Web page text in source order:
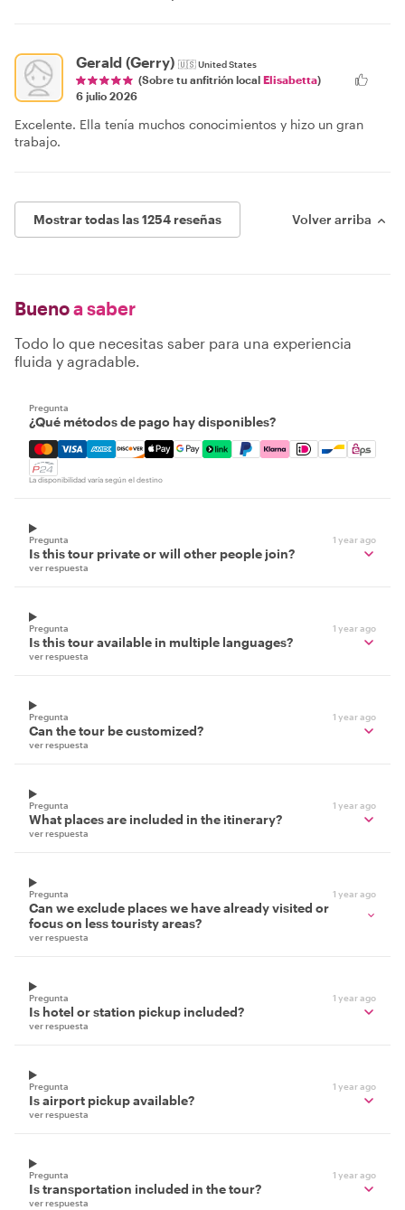
Gerald (Gerry) 🇺🇸United States
(Sobre tu anfitrión local Elisabetta)
6 julio 2026
Excelente. Ella tenía muchos conocimientos y hizo un gran
trabajo.
Mostrar todas las 1254 reseñas Volver arriba
Buenoa saber
Todo lo que necesitas saber para una experiencia
fluida y agradable.
Pregunta
¿Qué métodos de pago hay disponibles?
Mastercard, Visa, Amex, Discover, Apple Pay, Google
La disponibilidad varía según el destino
Pregunta 1 year ago
Is this tour private or will other people join?
ver respuesta
Pregunta 1 year ago
Is this tour available in multiple languages?
ver respuesta
Pregunta 1 year ago
Can the tour be customized?
ver respuesta
Pregunta 1 year ago
What places are included in the itinerary?
ver respuesta
Pregunta 1 year ago
Can we exclude places we have already visited or
focus on less touristy areas?
ver respuesta
Pregunta 1 year ago
Is hotel or station pickup included?
ver respuesta
Pregunta 1 year ago
Is airport pickup available?
ver respuesta
Pregunta 1 year ago
Is transportation included in the tour?
ver respuesta